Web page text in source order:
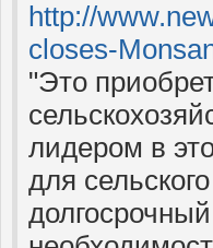
http://
closes-
"Это
лидером в
для